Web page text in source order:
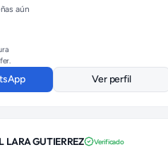
aún
Ver perfil
LARA GUTIERREZ Verificado